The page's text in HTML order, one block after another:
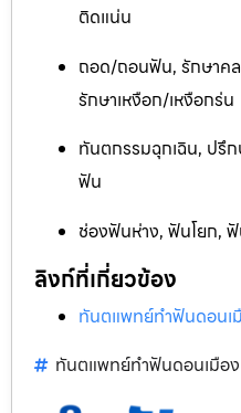
ติดแน่น
ถอด/ถอนฟัน, รักษาค
รักษาเหงือก/เหงือกร่น
ทันตกรรมฉุกเฉิน, ปรึ
ฟัน
ช่องฟันห่าง, ฟันโยก,
ลิงก์ที่เกี่ยวข้อง
ทันตแพทย์ทำฟันดอนเ
ทันตแพทย์ทำฟันดอนเมือง